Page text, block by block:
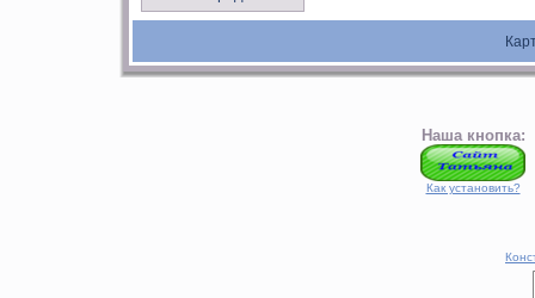
Наша кнопка:
Как установить?